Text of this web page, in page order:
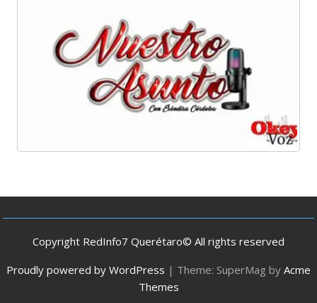
Copyright RedInfo7 Querétaro© All rights reserved
Proudly powered by WordPress | Theme: SuperMag by Acme
Themes